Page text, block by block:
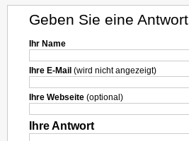
Geben Sie eine Antwort
Ihr Name
Ihre E-Mail (wird nicht angezeigt)
Ihre Webseite (optional)
Ihre Antwort